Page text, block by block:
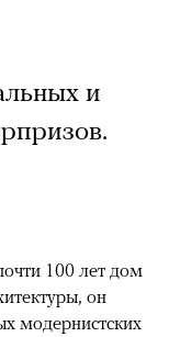
и
100 лет дом
он
модернистских